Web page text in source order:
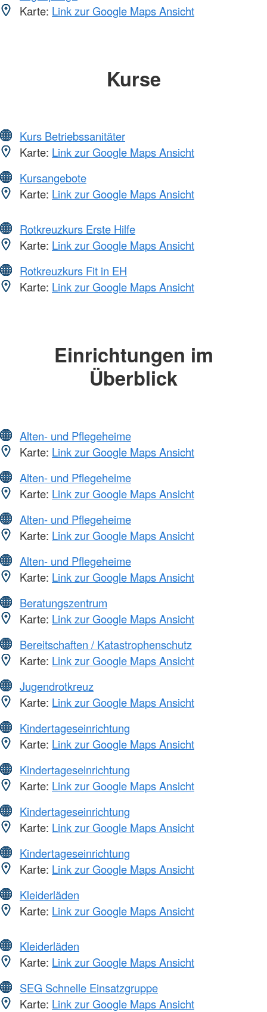
Karte: Link zur Google Maps Ansicht
Kurse
Kurs Betriebssanitäter
Karte: Link zur Google Maps Ansicht
Kursangebote
Karte: Link zur Google Maps Ansicht
Rotkreuzkurs Erste Hilfe
Karte: Link zur Google Maps Ansicht
Rotkreuzkurs Fit in EH
Karte: Link zur Google Maps Ansicht
Einrichtungen im
Überblick
Alten- und Pflegeheime
Karte: Link zur Google Maps Ansicht
Alten- und Pflegeheime
Karte: Link zur Google Maps Ansicht
Alten- und Pflegeheime
Karte: Link zur Google Maps Ansicht
Alten- und Pflegeheime
Karte: Link zur Google Maps Ansicht
Beratungszentrum
Karte: Link zur Google Maps Ansicht
Bereitschaften / Katastrophenschutz
Karte: Link zur Google Maps Ansicht
Jugendrotkreuz
Karte: Link zur Google Maps Ansicht
Kindertageseinrichtung
Karte: Link zur Google Maps Ansicht
Kindertageseinrichtung
Karte: Link zur Google Maps Ansicht
Kindertageseinrichtung
Karte: Link zur Google Maps Ansicht
Kindertageseinrichtung
Karte: Link zur Google Maps Ansicht
Kleiderläden
Karte: Link zur Google Maps Ansicht
Kleiderläden
Karte: Link zur Google Maps Ansicht
SEG Schnelle Einsatzgruppe
Karte: Link zur Google Maps Ansicht